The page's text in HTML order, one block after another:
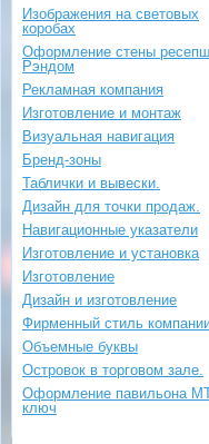
Изображения на световых
коробах
Оформление стены
Рэндом
Рекламная компания
Изготовление и монтаж
Визуальная навигация
Бренд-зоны
Таблички и вывески.
Дизайн для точки продаж.
Навигационные указатели
Изготовление и установка
Изготовление
Дизайн и изготовление
Фирменный стиль
Объемные буквы
Островок в торговом зале.
Оформление павильона
ключ